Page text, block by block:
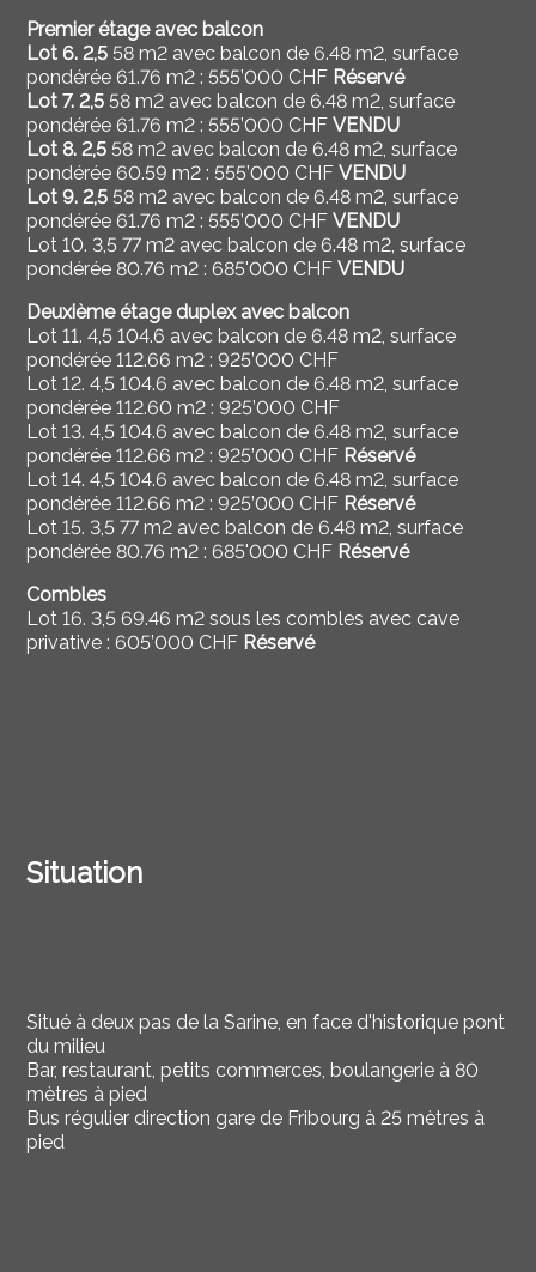
Premier étage avec balcon
Lot 6. 2,5 58 m2 avec balcon de 6.48 m2, surface
pondérée 61.76 m2 : 555’000 CHF Réservé
Lot 7. 2,5 58 m2 avec balcon de 6.48 m2, surface
pondérée 61.76 m2 : 555’000 CHFVENDU
Lot 8. 2,5 58 m2 avec balcon de6.48 m2, surface
pondérée 60.59 m2 : 555’000 CHFVENDU
Lot 9. 2,5 58 m2 avec balcon de 6.48 m2, surface
pondérée 61.76 m2 : 555’000 CHFVENDU
Lot 10. 3,577 m2 avec balcon de6.48 m2, surface
pondérée 80.76 m2 : 685'000 CHFVENDU
Deuxième étage duplex avec balcon
Lot 11. 4,5 104.6 avec balcon de6.48 m2, surface
pondérée 112.66 m2 : 925’000 CHF
Lot 12. 4,5 104.6 avec balcon de6.48 m2, surface
pondérée 112.60 m2 :925’000 CHF
Lot 13. 4,5 104.6 avec balcon de6.48 m2, surface
pondérée 112.66 m2 : 925’000 CHF Réservé
Lot 14. 4,5 104.6 avec balcon de6.48 m2, surface
pondérée 112.66 m2 : 925’000 CHF Réservé
Lot 15. 3,5 77 m2 avec balcon de6.48 m2, surface
pondérée 80.76 m2 : 685'000 CHF Réservé
Combles
Lot 16. 3,5 69.46 m2 sous les combles avec cave
privative : 605’000 CHF Réservé
Situation
Situé à deux pas de la Sarine, en face d'historique pont
du milieu
Bar, restaurant, petits commerces, boulangerie à 80
mètres à pied
Bus régulier direction gare de Fribourg à 25 mètres à
pied